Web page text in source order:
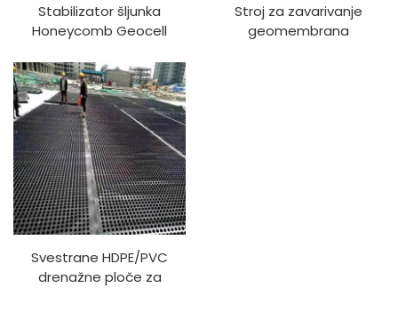
Stabilizator šljunka
Honeycomb Geocell
cijena HDPE Geocell
Geocell za zaštitu kosina
Prilaz
Stroj za zavarivanje
geomembrana
Svestrane HDPE/PVC
drenažne ploče za